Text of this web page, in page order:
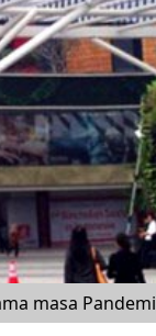
masa Pandemi